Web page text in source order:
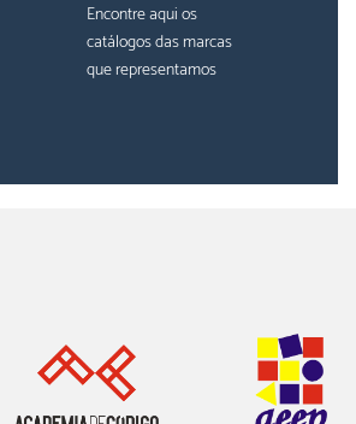
Encontre aqui os
catálogos das marcas
que representamos